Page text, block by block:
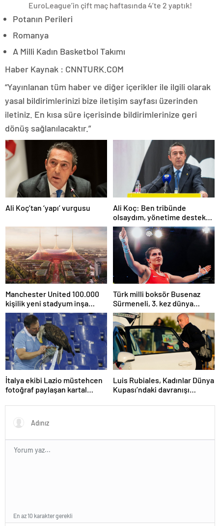
EuroLeague’in çift maç haftasında 4’te 2 yaptık!
Potanın Perileri
Romanya
A Milli Kadın Basketbol Takımı
Haber Kaynak : CNNTURK.COM
“Yayınlanan tüm haber ve diğer içerikler ile ilgili olarak
yasal bildirimlerinizi bize iletişim sayfası üzerinden
iletiniz. En kısa süre içerisinde bildirimlerinize geri
dönüş sağlanılacaktır.”
Ali Koç’tan ‘yapı’ vurgusu
Ali Koç: Ben tribünde
olsaydım, yönetime destek
olurdum
Manchester United 100.000
kişilik yeni stadyum inşa
etmeyi planlıyor
Türk milli boksör Busenaz
Sürmeneli, 3. kez dünya
şampiyonu oldu
İtalya ekibi Lazio müstehcen
fotoğraf paylaşan kartal
Luis Rubiales, Kadınlar Dünya
Kupası’ndaki davranışı
suçlu bulundu
En az 10 karakter gerekli